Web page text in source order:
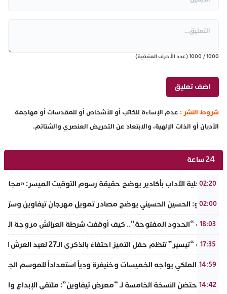
1000
/
1000(عدد الأحرف المتبقية)
شروط النشر : عدم الإساءة للكاتب أو للأشخاص أو للمقدسات أو مهاجمة
الأديان أو الذات الإلهية، والابتعاد عن التحريض العنصري والشتائم.
24 ساعة
02:20
عميد كلية الآداب بأكادير يوضح حقيقة رسوم التوقيت الميسر:
02:00
بالفيديو: الحسين الحسيني يوضح مصادر تمويل مهرجان تيفاوين وسرّ
18:03
​سيناريو “الحدود المفتوحة”.. كيف أوقفت شرطة العرائش مروجة
17:35
جمعية “تيسير” تنظم حفل التميز احتفاءً بالذكرى الـ27 لعيد العرش المجيد وتطلق مبادرة نبيلة لمحاربة الهدر المدرسي
14:59
الجيش الملكي يواجه الخميسات وخنيفرة ودياً استعداداً للموسم
14:42
إنزكان تحتضن النسخة الخامسة لـ “معرض تيفاوين”: ملتقى الإبداع